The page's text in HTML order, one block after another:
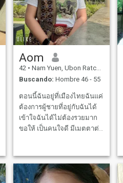
Aom
42 • Nam Yuen, Ubon Ratchathani, Tailandia
Buscando: Hombre 46 - 55
ตอนนี้ฉันอยู่ที่เมืองไทยฉันแค่
ต้องการผู้ชายที่อยู่กับฉันได้
เข้าใจฉันได้ไม่ต้องรวยมาก
ขอให้ เป็นคนใจดี มีเมตตาต่อ